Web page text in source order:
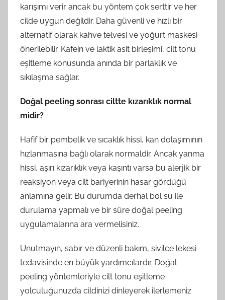
karışımı verir ancak bu yöntem çok serttir ve her
cilde uygun değildir. Daha güvenli ve hızlı bir
alternatif olarak kahve telvesi ve yoğurt maskesi
önerilebilir. Kafein ve laktik asit birleşimi, cilt tonu
eşitleme konusunda anında bir parlaklık ve
sıkılaşma sağlar.
Doğal peeling sonrası ciltte kızarıklık normal
midir?
Hafif bir pembelik ve sıcaklık hissi, kan dolaşımının
hızlanmasına bağlı olarak normaldir. Ancak yanma
hissi, aşırı kızarıklık veya kaşıntı varsa bu alerjik bir
reaksiyon veya cilt bariyerinin hasar gördüğü
anlamına gelir. Bu durumda derhal bol su ile
durulama yapmalı ve bir süre doğal peeling
uygulamalarına ara vermelisiniz.
Unutmayın, sabır ve düzenli bakım, sivilce lekesi
tedavisinde en büyük yardımcılardır. Doğal
peeling yöntemleriyle cilt tonu eşitleme
yolculuğunuzda cildinizi dinleyerek ilerlemeniz